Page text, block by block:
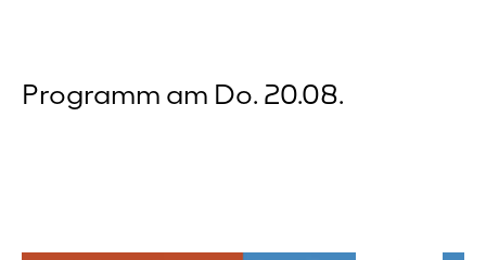
Programm am Do. 20.08.